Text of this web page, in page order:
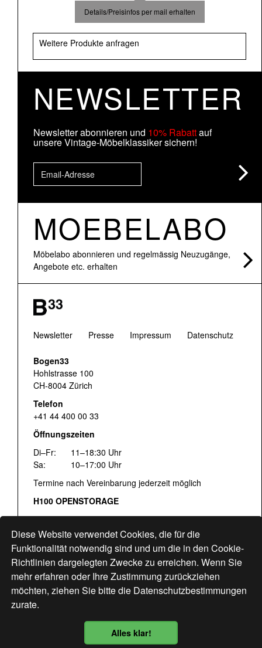
Datenschutzbestimmung
Diese Website verwendet Cookies, die für die
Funktionalität notwendig sind und um die in den Cookie-
Richtlinien dargelegten Zwecke zu erreichen. Wenn Sie
mehr erfahren oder Ihre Zustimmung zurückziehen
möchten, ziehen Sie bitte die Datenschutzbestimmungen
zurate.
Alles klar!
Details/Preisinfos per mail erhalten
Weitere Produkte anfragen
NEWSLETTER
Newsletter abonnieren und 10% Rabattauf
unsere Vintage-Möbelklassiker sichern!
MOEBELABO
Möbelabo abonnieren und regelmässig Neuzugänge,
Angebote etc. erhalten
Newsletter Presse Impressum Datenschutz
Bogen33
Hohlstrasse 100
CH-8004 Zürich
Telefon
+41 44 400 00 33
Öffnungszeiten
Di–Fr:
11–18:30 Uhr
Sa:
10–17:00 Uhr
Termine nach Vereinbarung jederzeit möglich
H100 OPENSTORAGE
Fr:
16:00–18:30 Uhr
Sa: 12:00–17:00 Uhr
Hohlstrasse 122
www.bogen33.ch